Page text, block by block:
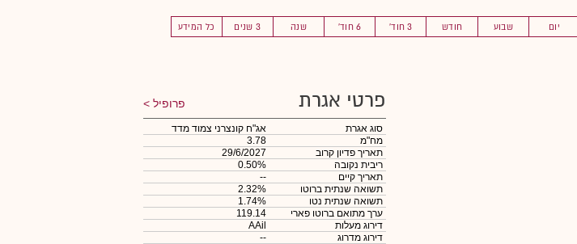
יום שבוע חודש 3 חוד' 6 חוד' שנה 3 שנים כל המידע
פרטי אגרת פרופיל
סוג אגרת
אג"ח קונצרני צמוד מדד
מח"מ
3.78
תאריך פדיון קרוב
29/6/2027
ריבית נקובה
0.50%
תאריך קיים
--
תשואה שנתית ברוטו
2.32%
תשואה שנתית נטו
1.74%
ערך מתואם ברוטו פארי
119.14
דירוג מעלות
AAil
דירוג מדרוג
--